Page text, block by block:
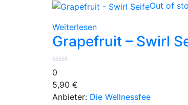
Out of
Weiterlesen
Grapefruit – Swirl
0
5,90 €
Anbieter: Die Wellnessfee